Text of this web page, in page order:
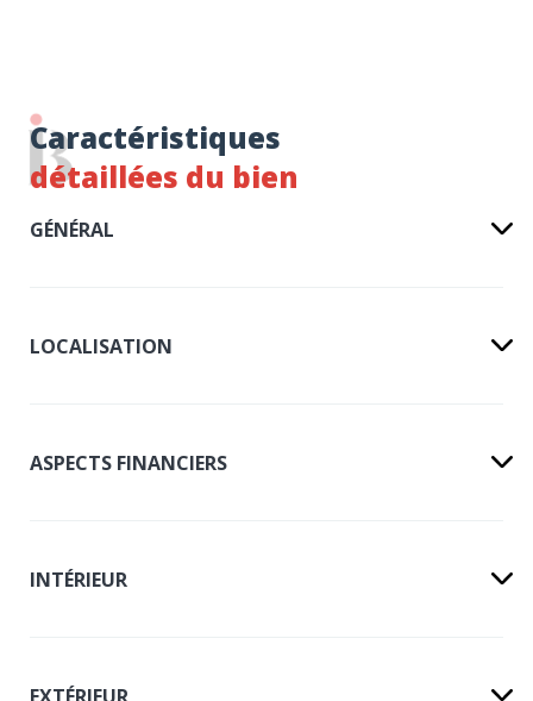
Caractéristiques
détaillées du bien
GÉNÉRAL
LOCALISATION
ASPECTS FINANCIERS
INTÉRIEUR
EXTÉRIEUR